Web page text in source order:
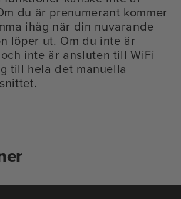
du är prenumerant kommer
ihåg när din nuvarande
löper ut. Om du inte är
inte är ansluten till WiFi
till hela det manuella